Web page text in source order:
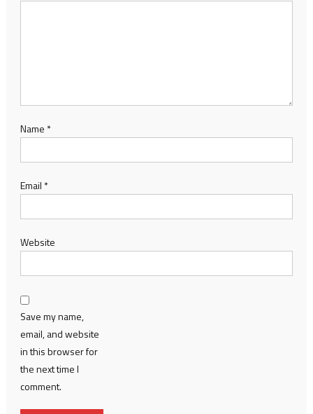
Name *
Email *
Website
Save my name,
email, and website
in this browser for
the next time I
comment.